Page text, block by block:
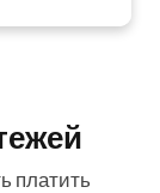
платить